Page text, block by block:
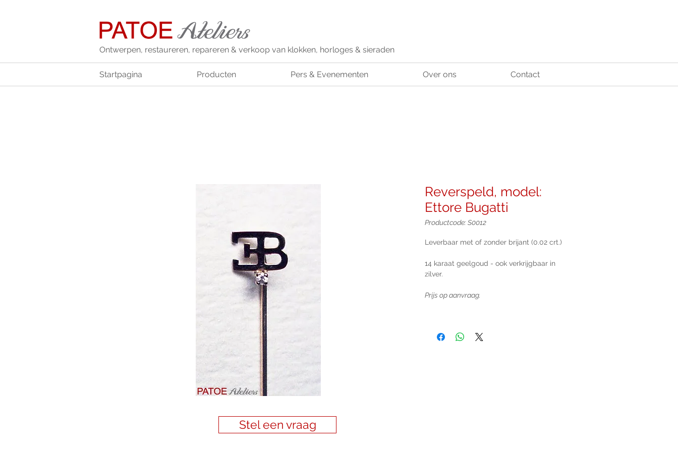
Ontwerpen, restaureren, repareren & verkoop van klokken, horloges & sieraden
Startpagina Producten Pers & Evenementen Over ons Contact
Reverspeld, model:
Ettore Bugatti
Productcode: S0012
Leverbaar met of zonder brijant (0.02 crt.)
14 karaat geelgoud - ook verkrijgbaar in
zilver.
Prijs op aanvraag.
Stel een vraag